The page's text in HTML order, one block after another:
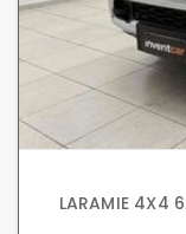
LARAMIE 4X4